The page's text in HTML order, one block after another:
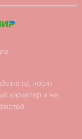
носит
характер и не